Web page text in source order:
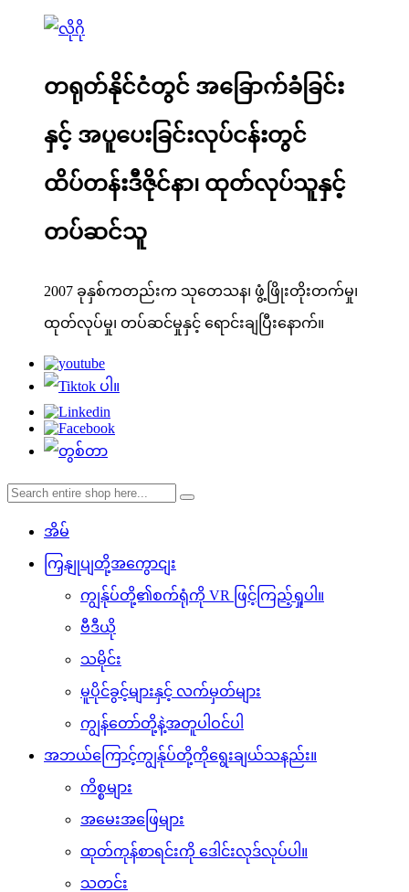
တရုတ်နိုင်ငံတွင် အခြောက်ခံခြင်း
နှင့် အပူပေးခြင်းလုပ်ငန်းတွင်
ထိပ်တန်းဒီဇိုင်နာ၊ ထုတ်လုပ်သူနှင့်
တပ်ဆင်သူ
2007 ခုနှစ်ကတည်းက သုတေသန၊ ဖွံ့ဖြိုးတိုးတက်မှု၊
ထုတ်လုပ်မှု၊ တပ်ဆင်မှုနှင့် ရောင်းချပြီးနောက်။
အိမ်
ကြှနျုပျတို့အကွောငျး
ကျွန်ုပ်တို့၏စက်ရုံကို VR ဖြင့်ကြည့်ရှုပါ။
ဗီဒီယို
သမိုင်း
မူပိုင်ခွင့်များနှင့် လက်မှတ်များ
ကျွန်တော်တို့နဲ့အတူပါဝင်ပါ
အဘယ်ကြောင့်ကျွန်ုပ်တို့ကိုရွေးချယ်သနည်း။
ကိစ္စများ
အမေးအဖြေများ
ထုတ်ကုန်စာရင်းကို ဒေါင်းလုဒ်လုပ်ပါ။
သတင်း